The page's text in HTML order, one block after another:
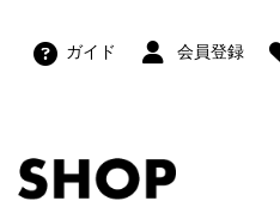
ガイド 会員登録